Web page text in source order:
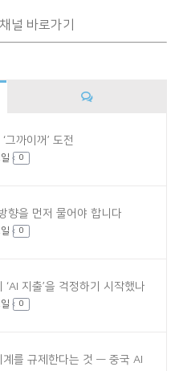
널 바로가기
그까이꺼’ 도전
0
향을 먼저 물어야 합니다
0
지출’을 걱정하기 시작했나
0
계를 규제한다는 것 — 중국 AI